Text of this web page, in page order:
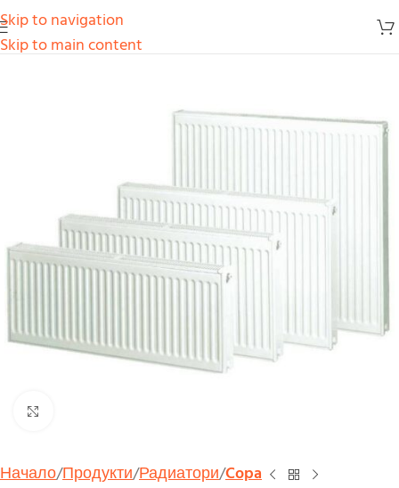
Skip to navigation
Skip to main content
Начало Продукти Радиатори Copa